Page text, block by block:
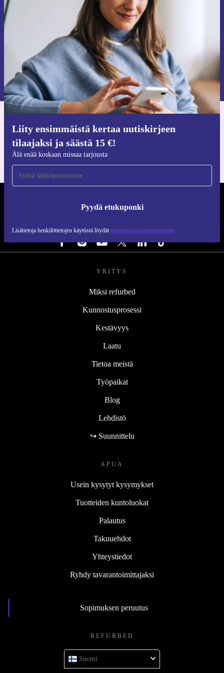
Liity ensimmäistä kertaa uutiskirjeen
tilaajaksi ja säästä 15 €!
Älä enää koskaan missaa tarjousta
Pyydä etukuponki
Lisätietoja henkilötietojen käytöstä löydät tietosuojaselosteestamme
Älä missaa enää yhtäkään tarjousta.
Pyydä etukuponki
Lisätietoja henkilötietojen käytöstä löydättietosuojaselosteestamme.
iOS:lle ja Androidille
YRITYS
Miksi refurbed
Kunnostusprosessi
Kestävyys
Laatu
Tietoa meistä
Työpaikat
Blog
Lehdistö
↪ Suunnittelu
APUA
Usein kysytyt kysymykset
Tuotteiden kuntoluokat
Palautus
Takuuehdot
Yhteystiedot
Ryhdy tavarantoimittajaksi
Sopimuksen peruutus
REFURBED
Suomi